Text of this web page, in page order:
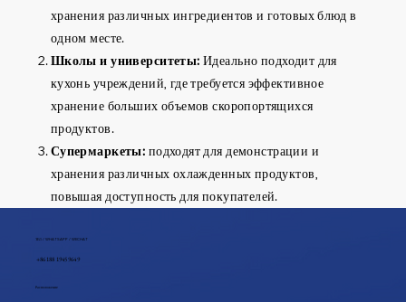
хранения различных ингредиентов и готовых блюд в
одном месте.
Школы и университеты: Идеально подходит для
кухонь учреждений, где требуется эффективное
хранение больших объемов скоропортящихся
продуктов.
Супермаркеты: подходят для демонстрации и
хранения различных охлажденных продуктов,
повышая доступность для покупателей.
ТЕЛ / WHATSAPP / WECHAT
+86 188 1945 9649
Расположение